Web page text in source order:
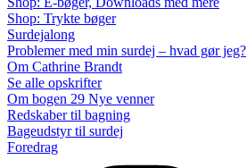
Shop: Trykte bøger
Surdejalong
Problemer med min surdej – hvad gør jeg?
Om Cathrine Brandt
Se alle opskrifter
Om bogen 29 Nye venner
Redskaber til bagning
Bageudstyr til surdej
Foredrag